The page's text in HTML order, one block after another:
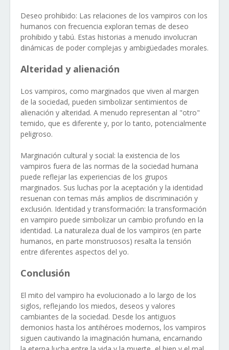
Deseo prohibido: Las relaciones de los vampiros con los
humanos con frecuencia exploran temas de deseo
prohibido y tabú. Estas historias a menudo involucran
dinámicas de poder complejas y ambigüedades morales.
Alteridad y alienación
Los vampiros, como marginados que viven al margen
de la sociedad, pueden simbolizar sentimientos de
alienación y alteridad. A menudo representan al "otro"
temido, que es diferente y, por lo tanto, potencialmente
peligroso.
Marginación cultural y social: la existencia de los
vampiros fuera de las normas de la sociedad humana
puede reflejar las experiencias de los grupos
marginados. Sus luchas por la aceptación y la identidad
resuenan con temas más amplios de discriminación y
exclusión. Identidad y transformación: la transformación
en vampiro puede simbolizar un cambio profundo en la
identidad. La naturaleza dual de los vampiros (en parte
humanos, en parte monstruosos) resalta la tensión
entre diferentes aspectos del yo.
Conclusión
El mito del vampiro ha evolucionado a lo largo de los
siglos, reflejando los miedos, deseos y valores
cambiantes de la sociedad. Desde los antiguos
demonios hasta los antihéroes modernos, los vampiros
siguen cautivando la imaginación humana, encarnando